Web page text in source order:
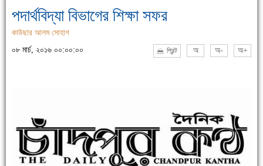
পদার্থবিদ্যা বিভাগের শিক্ষা সফর
কাউছার আলম সোহাগ
০৮ মার্চ, ২০১৬ ০০:০০:০০
প্রিন্ট অ অ- অ+